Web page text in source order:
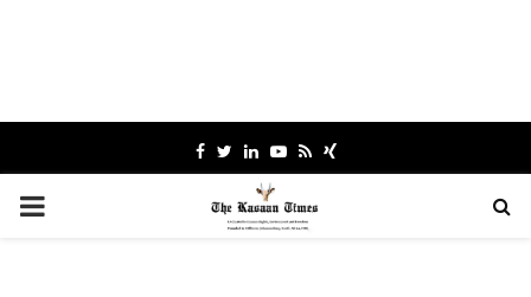
Facebook
TwitterLinkedinYoutube
RssXing
PRIMARY